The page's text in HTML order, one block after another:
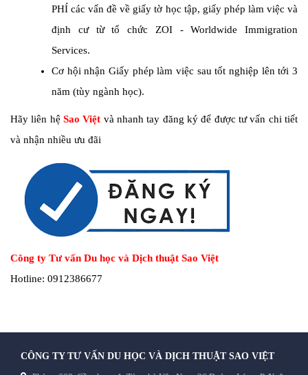
PHÍ các vấn đề về giấy tờ học tập, giấy phép làm việc và
định cư từ tổ chức ZOI - Worldwide Immigration
Services.
Cơ hội nhận Giấy phép làm việc sau tốt nghiệp lên tới 3
năm (tùy ngành học).
Hãy liên hệ Sao Việt và nhanh tay đăng ký để được tư vấn chi tiết
và nhận nhiều ưu đãi
Công ty Tư vấn Du học và Dịch thuật Sao Việt
Hotline: 0912386677
CÔNG TY TƯ VẤN DU HỌC VÀ DỊCH THUẬT SAO VIỆT